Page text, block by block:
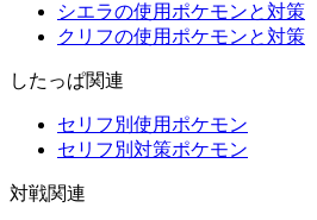
シエラの使用ポケモンと対策
クリフの使用ポケモンと対策
したっぱ関連
セリフ別使用ポケモン
セリフ別対策ポケモン
対戦関連